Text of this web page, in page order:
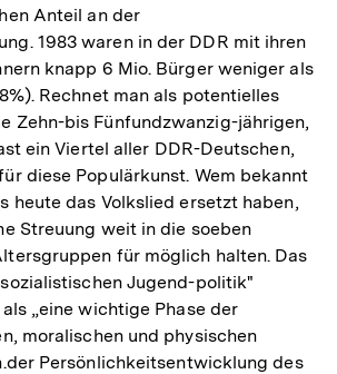
Anteil an der
1983 waren in der DDR mit ihren
knapp 6 Mio. Bürger weniger als
Rechnet man als potentielles
Zehn-bis Fünfundzwanzig-jährigen,
ein Viertel aller DDR-Deutschen,
diese Populärkunst. Wem bekannt
heute das Volkslied ersetzt haben,
Streuung weit in die soeben
für möglich halten. Das
Jugend-politik"
„eine wichtige Phase der
moralischen und physischen
Persönlichkeitsentwicklung des